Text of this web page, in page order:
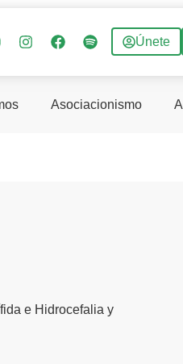
Únete
Asociacionismo
e Hidrocefalia y